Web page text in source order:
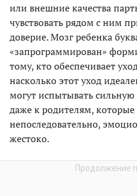
или внешние качества
чувствовать рядом с ним
доверие. Мозг ребенка
«запрограммирован»
тому, кто обеспечивает
насколько этот уход
могут испытывать
даже к родителям, которые
непоследовательно,
жестоко.